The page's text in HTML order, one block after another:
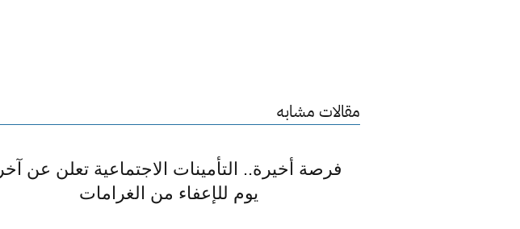
مقالات مشابه
فرصة أخيرة.. التأمينات الاجتماعية تعلن عن آخر
يوم للإعفاء من الغرامات